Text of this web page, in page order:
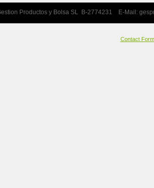
Productos y Bolsa SL B-2774231 E-Mail:
Contact Form